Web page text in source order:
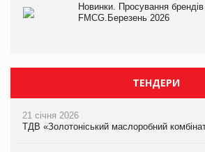
Новинки. Просування брендів
FMCG.Березень 2026
ТЕНДЕРИ
21 січня 2026
ТДВ «Золотоніський маслоробний